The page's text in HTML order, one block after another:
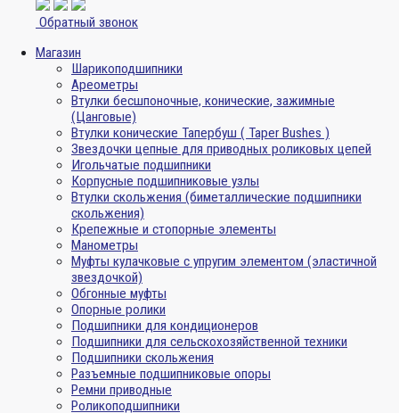
Обратный звонок
Магазин
Шарикоподшипники
Ареометры
Втулки бесшпоночные, конические, зажимные
(Цанговые)
Втулки конические Тапербуш ( Taper Bushes )
Звездочки цепные для приводных роликовых цепей
Игольчатые подшипники
Корпусные подшипниковые узлы
Втулки скольжения (биметаллические подшипники
скольжения)
Крепежные и стопорные элементы
Манометры
Муфты кулачковые с упругим элементом (эластичной
звездочкой)
Обгонные муфты
Опорные ролики
Подшипники для кондиционеров
Подшипники для сельскохозяйственной техники
Подшипники скольжения
Разъемные подшипниковые опоры
Ремни приводные
Роликоподшипники